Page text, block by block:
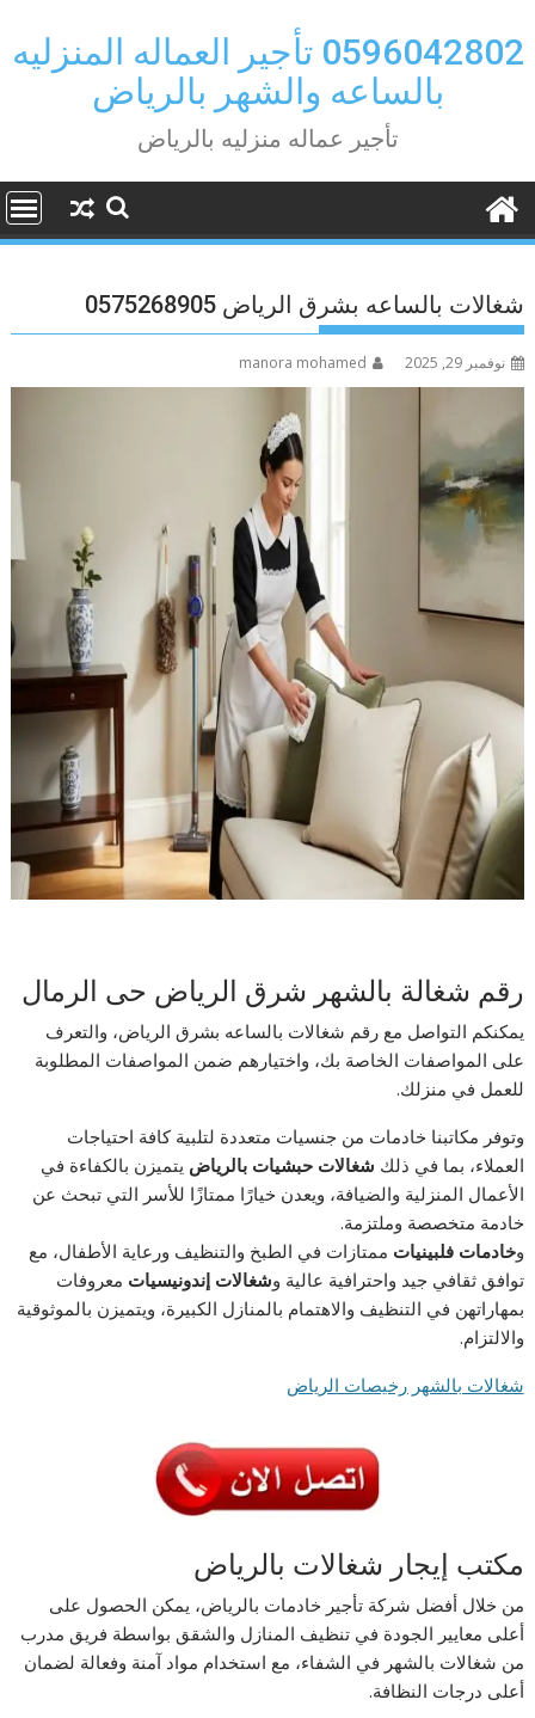
to
content
0596042802 تأجير العماله المنزليه
بالساعه والشهر بالرياض
تأجير عماله منزليه بالرياض
شغالات بالساعه بشرق الرياض 0575268905
نوفمبر 29, 2025 manora mohamed
رقم شغالة بالشهر شرق الرياض حى الرمال
يمكنكم التواصل مع رقم شغالات بالساعه بشرق الرياض، والتعرف
على المواصفات الخاصة بك، واختيارهم ضمن المواصفات المطلوبة
للعمل في منزلك.
وتوفر مكاتبنا خادمات من جنسيات متعددة لتلبية كافة احتياجات
العملاء، بما في ذلك شغالات حبشيات بالرياض يتميزن بالكفاءة في
الأعمال المنزلية والضيافة، ويعدن خيارًا ممتازًا للأسر التي تبحث عن
خادمة متخصصة وملتزمة.
وخادمات فلبينيات ممتازات في الطبخ والتنظيف ورعاية الأطفال، مع
توافق ثقافي جيد واحترافية عالية وشغالات إندونيسيات معروفات
بمهاراتهن في التنظيف والاهتمام بالمنازل الكبيرة، ويتميزن بالموثوقية
والالتزام.
شغالات بالشهر رخيصات الرياض
مكتب إيجار شغالات بالرياض
من خلال أفضل شركة تأجير خادمات بالرياض، يمكن الحصول على
أعلى معايير الجودة في تنظيف المنازل والشقق بواسطة فريق مدرب
من شغالات بالشهر في الشفاء، مع استخدام مواد آمنة وفعالة لضمان
أعلى درجات النظافة.